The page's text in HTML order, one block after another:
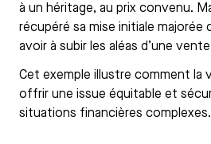
à un héritage, au prix convenu.
récupéré sa mise initiale majorée
avoir à subir les aléas d’une
Cet exemple illustre comment la
offrir une issue équitable et
situations financières complexes.